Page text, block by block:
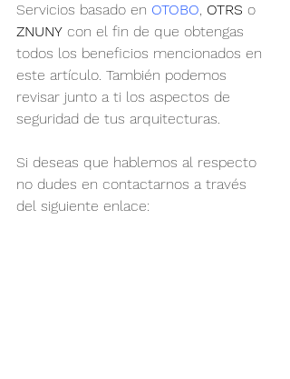
Servicios basado en OTOBO, OTRS o
ZNUNY con el fin de que obtengas
todos los beneficios mencionados en
este artículo. También podemos
revisar junto a ti los aspectos de
seguridad de tus arquitecturas.
Si deseas que hablemos al respecto
no dudes en contactarnos a través
del siguiente enlace: